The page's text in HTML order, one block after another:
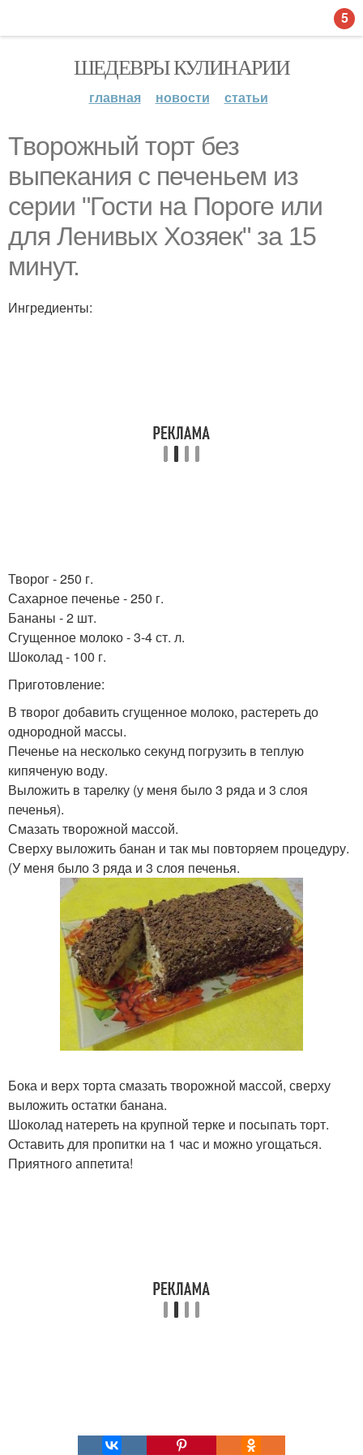
ШЕДЕВРЫ КУЛИНАРИИ
главная новости статьи
Творожный торт без
выпекания с печеньем из
серии "Гости на Пороге или
для Ленивых Хозяек" за 15
минут.
Ингредиенты:
Творог - 250 г.
Сахарное печенье - 250 г.
Бананы - 2 шт.
Сгущенное молоко - 3-4 ст. л.
Шоколад - 100 г.
Приготовление:
В творог добавить сгущенное молоко, растереть до
однородной массы.
Печенье на несколько секунд погрузить в теплую
кипяченую воду.
Выложить в тарелку (у меня было 3 ряда и 3 слоя
печенья).
Смазать творожной массой.
Сверху выложить банан и так мы повторяем процедуру.
(У меня было 3 ряда и 3 слоя печенья.
Бока и верх торта смазать творожной массой, сверху
выложить остатки банана.
Шоколад натереть на крупной терке и посыпать торт.
Оставить для пропитки на 1 час и можно угощаться.
Приятного аппетита!
5